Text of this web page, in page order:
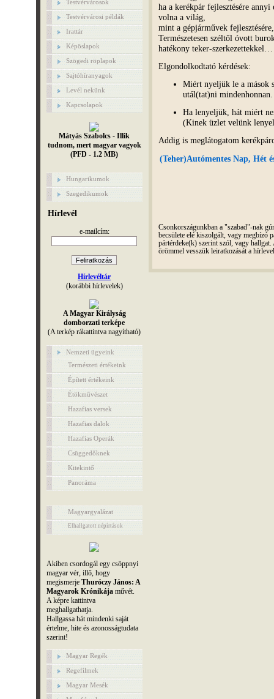
Testvérvárosok
Testvérvárosi példák
Irattár
Képöslapok
Szögedi röplapok
Sajtóhíranyagok
Levél nekünk
Kapcsolapok
Mátyás Szabolcs - Illik
tudnom, mert magyar vagyok
(PFD - 1.2 MB)
Hungarikumok
Szegedikumok
Hírlevél
e-mailcím:
Hírlevéltár
(korábbi hírlevelek)
A Magyar Királyság
domborzati terképe
(A terkép rákattintva nagyítható)
Nemzeti ügyeink
Természeti értékeink
Épített értékeink
Étökművészet
Hazafias versek
Hazafias dalok
Hazafias Operák
Csüggedőknek
Kitekintő
Panoráma
Magyargyalázat
Elhallgatott népírtások
Akiben csordogál egy csöppnyi
magyar vér, illő, hogy
megismerje Thuróczy János: A
Magyarok Krónikájaművét.
A képre kattintva
meghallgathatja.
Hallgassa hát mindenki saját
értelme, hite és azonosságtudata
szerint!
Magyar Regék
Regefilmek
Magyar Mesék
ha a kerékpár fejlesztésére
volna a világ,
mint a gépjárművek
Természetesen széltől óvott
hatékony teker-szerkezettekkel…
Elgondolkodtató kérdések:
Miért nyeljük le a mások
utál(tat)ni
Ha lenyeljük, hát miért
(Kinek üzlet velünk
Addig is meglátogatom
(Teher)Autómentes Nap, Hét
Csonkországunkban a "szabad"-nak
becsülete elé kiszolgált, vagy megbízó
pártérdeke(k) szerint szól, vagy
örömmel vesszük leiratkozását a